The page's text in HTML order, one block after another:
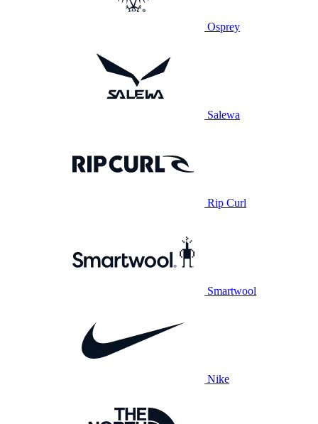
Osprey
Salewa
Rip Curl
Smartwool
Nike